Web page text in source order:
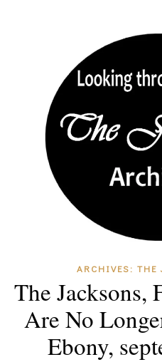
ARCHIVES: THE
The Jacksons,
Are No
Ebony,